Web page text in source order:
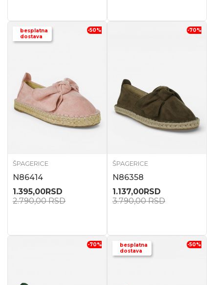
besplatna
dostava
-50%
ŠPAGERICE
N86414
1.395,00RSD
2.790,00RSD
-70%
ŠPAGERICE
N86358
1.137,00RSD
3.790,00RSD
-70%
besplatna
dostava
-50%